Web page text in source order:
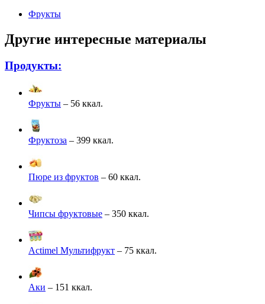
Фрукты
Другие интересные материалы
Продукты:
Фрукты – 56 ккал.
Фруктоза – 399 ккал.
Пюре из фруктов – 60 ккал.
Чипсы фруктовые – 350 ккал.
Actimel Мультифрукт – 75 ккал.
Аки – 151 ккал.